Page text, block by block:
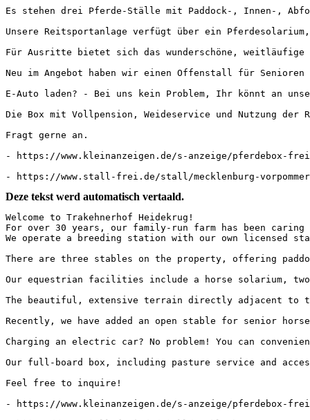
Es stehen drei Pferde-Ställe mit Paddock-, Innen-,
Unsere Reitsportanlage verfügt über ein
Für Ausritte bietet sich das wunderschöne, weitläufige
Neu im Angebot haben wir einen Offenstall für
E-Auto laden? - Bei uns kein Problem, Ihr könnt an
Die Box mit Vollpension, Weideservice und Nutzung der
Fragt gerne an.
- https://www.kleinanzeigen.de/s-anzeige/pferdebox-frei-
- https://www.stall-frei.de/stall/mecklenburg-vorpommern/
Deze tekst werd automatisch vertaald.
Welcome to Trakehnerhof Heidekrug!
For over 30 years, our family-run farm has been
We operate a breeding station with our own licensed
There are three stables on the property, offering
Our equestrian facilities include a horse solarium,
The beautiful, extensive terrain directly adjacent
Recently, we have added an open stable for senior
Charging an electric car? No problem! You can
Our full-board box, including pasture service and
Feel free to inquire!
- https://www.kleinanzeigen.de/s-anzeige/pferdebox-frei-